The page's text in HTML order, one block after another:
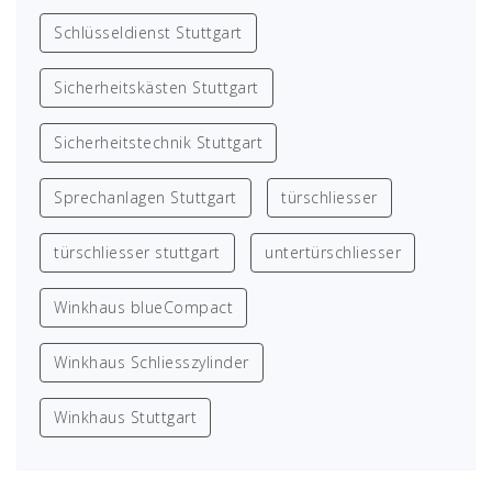
Schlüsseldienst Stuttgart
Sicherheitskästen Stuttgart
Sicherheitstechnik Stuttgart
Sprechanlagen Stuttgart türschliesser
türschliesser stuttgart untertürschliesser
Winkhaus blueCompact
Winkhaus Schliesszylinder
Winkhaus Stuttgart